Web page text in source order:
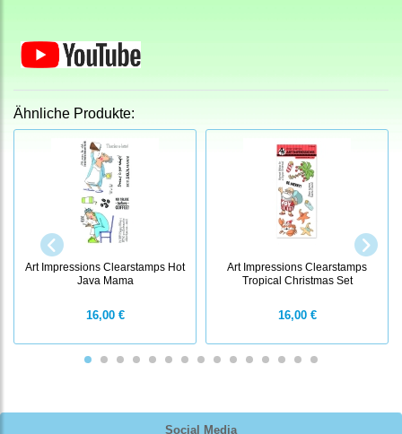
Social Media
Ähnliche Produkte:
Art Impressions Clearstamps Hot
Java Mama
16,00 €
Art Impressions Clearstamps
Tropical Christmas Set
16,00 €